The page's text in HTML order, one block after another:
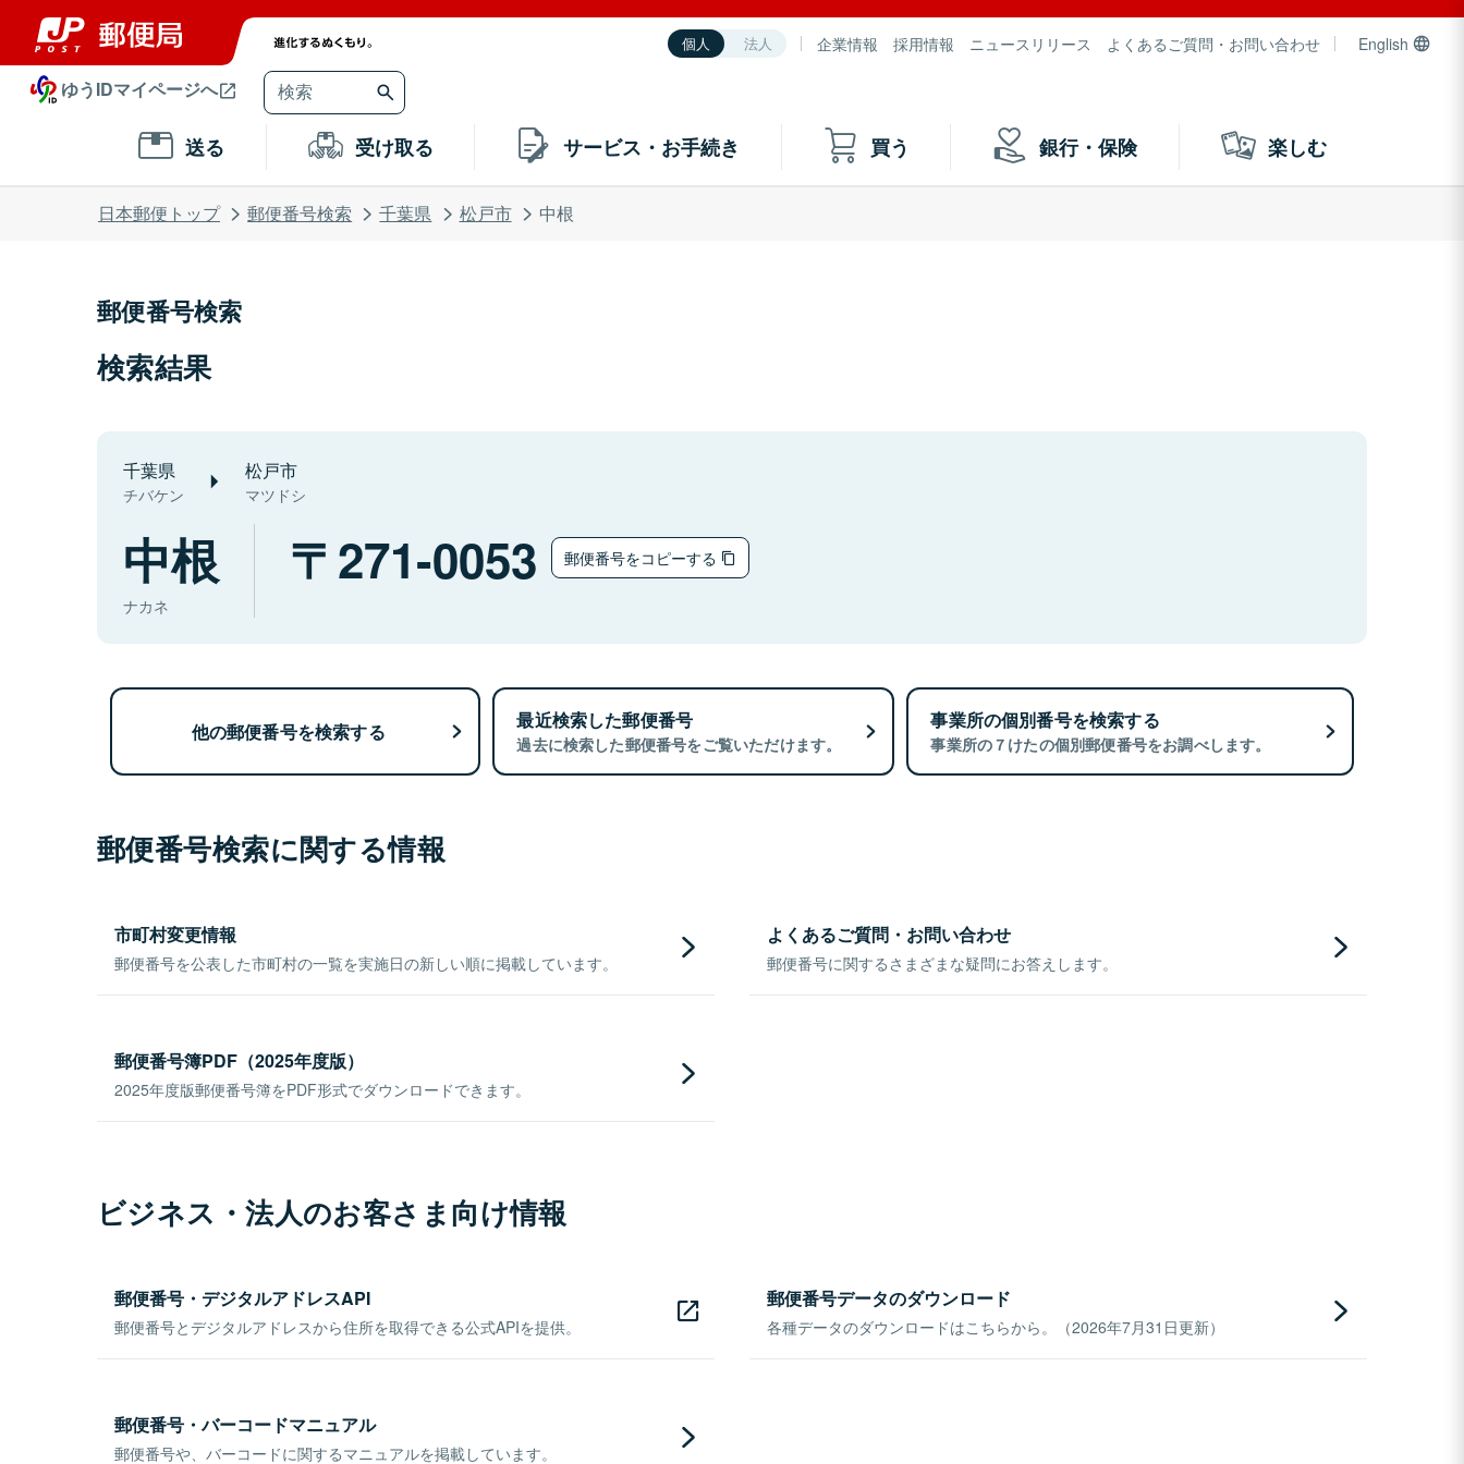
個人 法人 企業情報 採用情報 ニュースリリース よくあるご質問・お問い合わせ English
ゆうIDマイページへ
送る 受け取る サービス・お手続き 買う 銀行・保険 楽しむ
日本郵便トップ 郵便番号検索 千葉県 松戸市 中根
郵便番号検索
検索結果
千葉県
チバケン
松戸市
マツドシ
中根
ナカネ
271-0053 郵便番号をコピーする
他の郵便番号を検索する 最近検索した郵便番号
過去に検索した郵便番号をご覧いただけます。
事業所の個別番号を検索する
事業所の７けたの個別郵便番号をお調べします。
郵便番号検索に関する情報
市町村変更情報
郵便番号を公表した市町村の一覧を実施日の新しい順に掲載しています。
よくあるご質問・お問い合わせ
郵便番号に関するさまざまな疑問にお答えします。
郵便番号簿PDF（2025年度版）
2025年度版郵便番号簿をPDF形式でダウンロードできます。
ビジネス・法人のお客さま向け情報
郵便番号・デジタルアドレスAPI
郵便番号とデジタルアドレスから住所を取得できる公式APIを提供。
郵便番号データのダウンロード
各種データのダウンロードはこちらから。（2026年7月31日更新）
郵便番号・バーコードマニュアル
郵便番号や、バーコードに関するマニュアルを掲載しています。